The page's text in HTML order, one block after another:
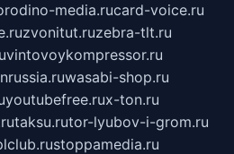
media.rucard-voice.ru
zvonitut.ruzebra-tlt.ru
vintovoykompressor.ru
wasabi-shop.ru
youtubefree.rux-ton.ru
taksu.rutor-lyubov-i-grom.ru
stoppamedia.ru